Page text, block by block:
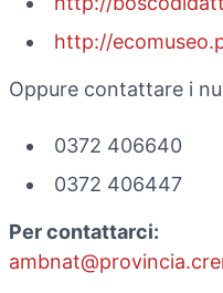
http://
Oppure contattare i
0372 406640
0372 406447
Per contattarci: